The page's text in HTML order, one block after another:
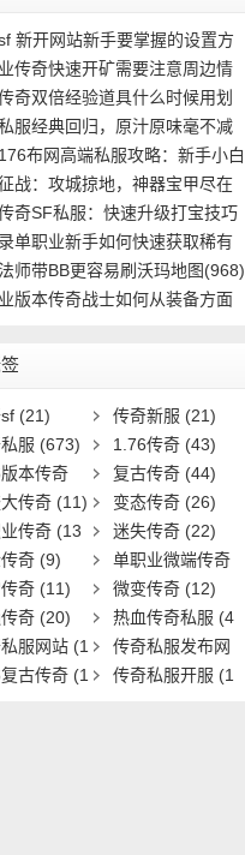
新开网站新手要掌握的设置方
传奇快速开矿需要注意周边情
奇双倍经验道具什么时候用划
服经典回归，原汁原味毫不减
(14)布网高端私服攻略：新手小白
战：攻城掠地，神器宝甲尽在
奇SF私服：快速升级打宝技巧
(912)
单职业新手如何快速获取稀有
提(661)
师带BB更容易刷沃玛地图(968)
版本传奇战士如何从装备方面
(21) 传奇新服 (21)
服 (673) 1.76传奇 (43)
本传奇
复古传奇 (44)
传奇 (11) 变态传奇 (26)
传奇 (13
迷失传奇 (22)
奇 (9)
单职业微端传奇
(9)
奇 (11) 微变传奇 (12)
奇 (20) 热血传奇私服 (4
0)
服网站 (1
传奇私服发布网
(11)
古传奇 (1
传奇私服开服 (1